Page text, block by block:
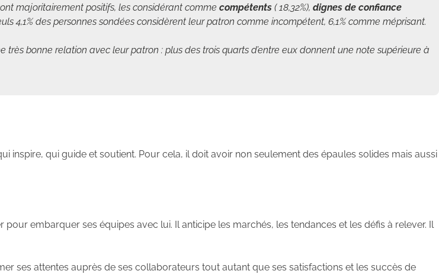
majoritairement positifs, les considérant comme compétents ( 18,32%), dignes de confiance
4,1% des personnes sondées considèrent leur patron comme incompétent, 6,1% comme méprisant.
très bonne relation avec leur patron : plus des trois quarts d’entre eux donnent une note supérieure à
inspire, qui guide et soutient. Pour cela, il doit avoir non seulement des épaules solides mais aussi
pour embarquer ses équipes avec lui. Il anticipe les marchés, les tendances et les défis à relever. Il
ses attentes auprès de ses collaborateurs tout autant que ses satisfactions et les succès de